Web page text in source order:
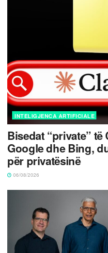
INTELIGJENCA ARTIFICIALE
Bisedat “private”
Google dhe Bing,
për privatësinë
06/08/2026